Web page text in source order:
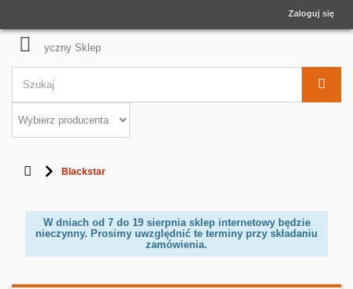
Zaloguj się
Blackstar
W dniach od 7 do 19 sierpnia sklep internetowy będzie
nieczynny. Prosimy uwzględnić te terminy przy składaniu
zamówienia.